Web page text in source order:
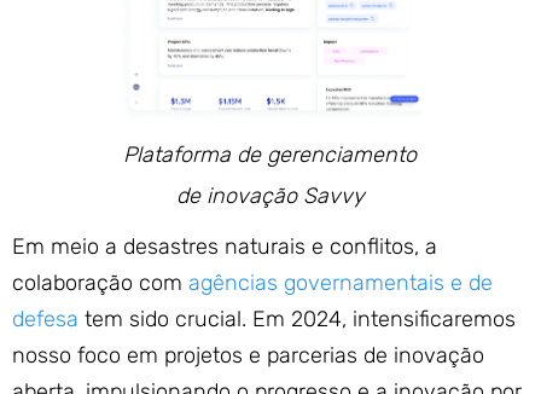
Plataforma de gerenciamento
de inovação Savvy
Em meio a desastres naturais e conflitos, a
colaboração com agências governamentais e de
defesa tem sido crucial. Em 2024, intensificaremos
nosso foco em projetos e parcerias de inovação